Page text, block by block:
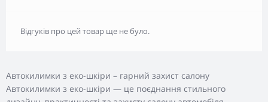
Автокилимки з еко-шкіри – гарний захист салону
Автокилимки з еко-шкіри — це поєднання стильного
Відгуків про цей товар ще не було.